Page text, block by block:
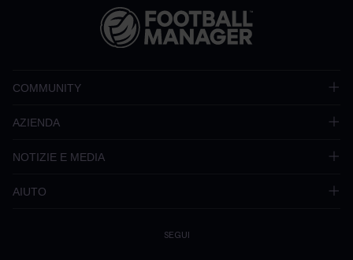
COMMUNITY
AZIENDA
NOTIZIE E MEDIA
AIUTO
SEGUI